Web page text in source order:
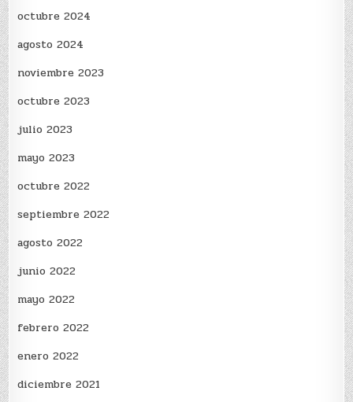
octubre 2024
agosto 2024
noviembre 2023
octubre 2023
julio 2023
mayo 2023
octubre 2022
septiembre 2022
agosto 2022
junio 2022
mayo 2022
febrero 2022
enero 2022
diciembre 2021